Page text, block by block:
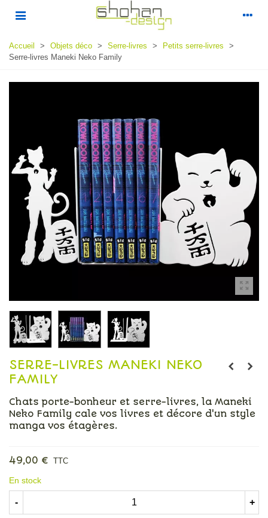
Accueil > Objets déco > Serre-livres > Petits serre-livres
>
Serre-livres Maneki Neko Family
SERRE-LIVRES MANEKI NEKO
FAMILY
Chats porte-bonheur et serre-livres, la Maneki
Neko Family cale vos livres et décore d'un style
manga vos étagères.
49,00 € TTC
En stock
- +